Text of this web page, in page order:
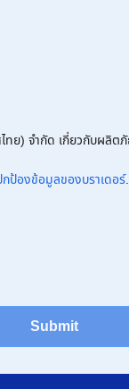
) จำกัด เกี่ยวกับผลิ
กป้องข้อมูลของบราเดอร์.
Submit